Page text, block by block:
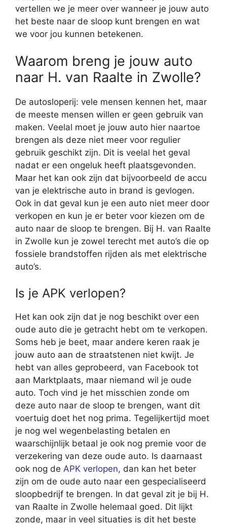
vertellen we je meer over wanneer je jouw auto
het beste naar de sloop kunt brengen en wat
we voor jou kunnen betekenen.
Waarom breng je jouw auto
naar H. van Raalte in Zwolle?
De autosloperij: vele mensen kennen het, maar
de meeste mensen willen er geen gebruik van
maken. Veelal moet je jouw auto hier naartoe
brengen als deze niet meer voor regulier
gebruik geschikt zijn. Dit is veelal het geval
nadat er een ongeluk heeft plaatsgevonden.
Maar het kan ook zijn dat bijvoorbeeld de accu
van je elektrische auto in brand is gevlogen.
Ook in dat geval kun je een auto niet meer door
verkopen en kun je er beter voor kiezen om de
auto naar de sloop te brengen. Bij H. van Raalte
in Zwolle kun je zowel terecht met auto’s die op
fossiele brandstoffen rijden als met elektrische
auto’s.
Is je APK verlopen?
Het kan ook zijn dat je nog beschikt over een
oude auto die je getracht hebt om te verkopen.
Soms heb je beet, maar andere keren raak je
jouw auto aan de straatstenen niet kwijt. Je
hebt van alles geprobeerd, van Facebook tot
aan Marktplaats, maar niemand wil je oude
auto. Toch vind je het misschien zonde om
deze auto naar de sloop te brengen, want dit
voertuig doet het nog prima. Tegelijkertijd moet
je nog wel wegenbelasting betalen en
waarschijnlijk betaal je ook nog premie voor de
verzekering van deze oude auto. Is daarnaast
ook nog de APK verlopen, dan kan het beter
zijn om de oude auto naar een gespecialiseerd
sloopbedrijf te brengen. In dat geval zit je bij H.
van Raalte in Zwolle helemaal goed. Dit lijkt
zonde, maar in veel situaties is dit het beste